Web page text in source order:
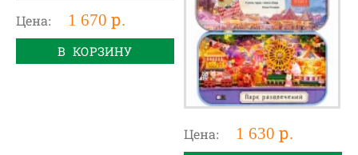
Цена: 1 670 р.
В КОРЗИНУ
Цена: 1 630 р.